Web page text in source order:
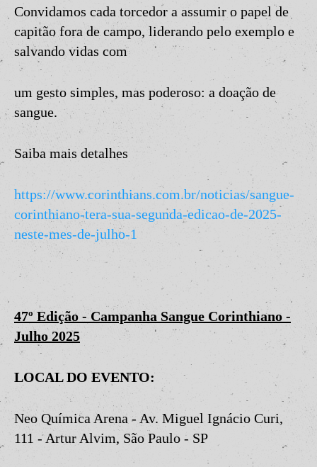
Convidamos cada torcedor a assumir o papel de
capitão fora de campo, liderando pelo exemplo e
salvando vidas com
um gesto simples, mas poderoso: a doação de
sangue.
Saiba mais detalhes
https://www.corinthians.com.br/noticias/sangue-
corinthiano-tera-sua-segunda-edicao-de-2025-
neste-mes-de-julho-1
47º Edição - Campanha Sangue Corinthiano -
Julho 2025
LOCAL DO EVENTO:
Neo Química Arena - Av. Miguel Ignácio Curi,
111 - Artur Alvim, São Paulo - SP